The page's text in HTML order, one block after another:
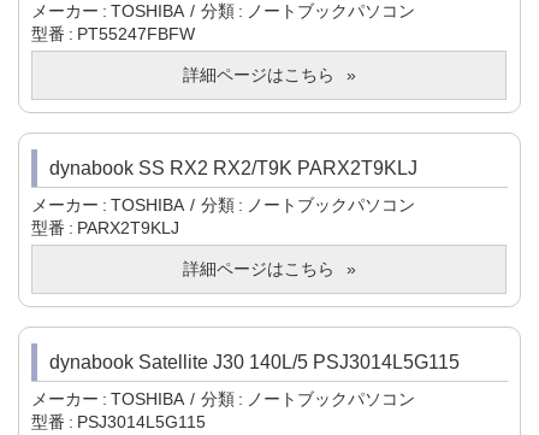
メーカー TOSHIBA 分類
ノートブックパソコン
型番
PT55247FBFW
詳細ページはこちら
dynabook SS RX2 RX2/T9K PARX2T9KLJ
メーカー TOSHIBA 分類
ノートブックパソコン
型番
PARX2T9KLJ
詳細ページはこちら
dynabook Satellite J30 140L/5 PSJ3014L5G115
メーカー TOSHIBA 分類
ノートブックパソコン
型番
PSJ3014L5G115